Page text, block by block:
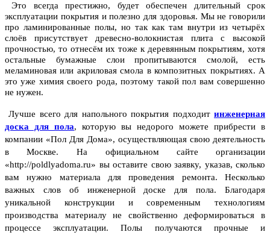
Это всегда престижно, будет обеспечен длительный срок
эксплуатации покрытия и полезно для здоровья. Мы не говорили
про ламинированные полы, но так как там внутри из четырёх
слоёв присутствует древесно-волокнистая плита с высокой
прочностью, то отнесём их тоже к деревянным покрытиям, хотя
остальные бумажные слои пропитываются смолой, есть
меламиновая или акриловая смола в композитных покрытиях. А
это уже химия своего рода, поэтому такой пол вам совершенно
не нужен.
Лучше всего для напольного покрытия подходит инженерная
доска для пола, которую вы недорого можете прибрести в
компании «Пол Для Дома», осуществляющая свою деятельность
в Москве.
На официальном сайте организации
«http://poldlyadoma.ru» вы оставите свою заявку, указав, сколько
вам нужно материала для проведения ремонта. Несколько
важных слов об инженерной доске для пола. Благодаря
уникальной конструкции и современным технологиям
производства материалу не свойственно деформироваться в
процессе эксплуатации. Полы получаются прочные и